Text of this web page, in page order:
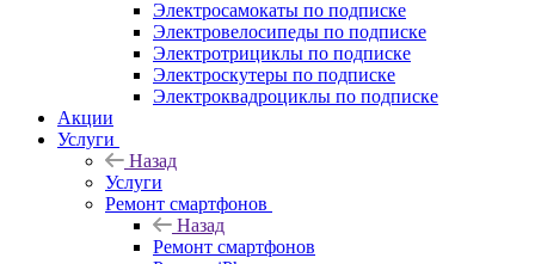
Электросамокаты по подписке
Электровелосипеды по подписке
Электротрициклы по подписке
Электроскутеры по подписке
Электроквадроциклы по подписке
Акции
Услуги
Назад
Услуги
Ремонт смартфонов
Назад
Ремонт смартфонов